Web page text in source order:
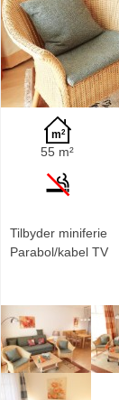
55 m²
Tilbyder miniferie
Parabol/kabel TV